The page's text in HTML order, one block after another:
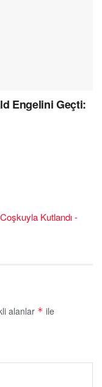
Engelini Geçti:
Kutlandı -
alanlar * ile